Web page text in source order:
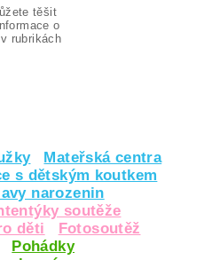
těšit
o
rubrikách
Mateřská centra
s dětským koutkem
narozenin
soutěže
děti
Fotosoutěž
Pohádky